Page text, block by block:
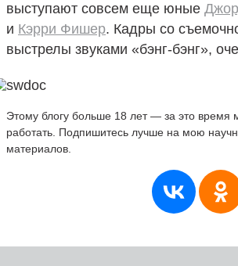
выступают совсем еще юные
и Кэрри Фишер. Кадры со
выстрелы звуками «бэнг-бэнг»,
Этому блогу больше 18 лет — за это время
работать. Подпишитесь лучше на мою
материалов.